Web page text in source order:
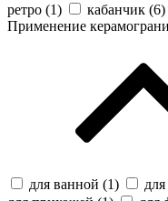
ретро (1) кабанчик (6)
Применение
для ванной (1)